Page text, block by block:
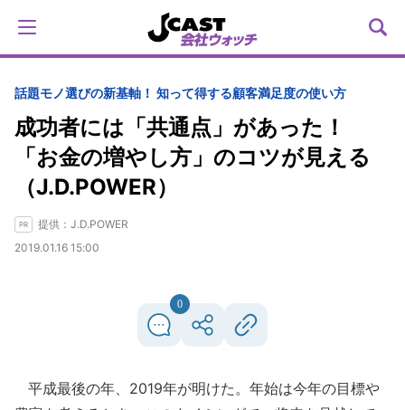
話題モノ選びの新基軸！ 知って得する顧客満足度の使い方
成功者には「共通点」があった！
「お金の増やし方」のコツが見える
（J.D.POWER）
提供：J.D.POWER
2019.01.16 15:00
0
平成最後の年、2019年が明けた。年始は今年の目標や